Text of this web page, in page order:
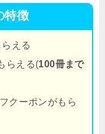
特徴
らえる
らえる(100冊まで
クーポンがもら